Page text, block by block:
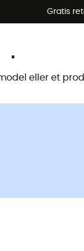
Gratis
🔥 -
eller et